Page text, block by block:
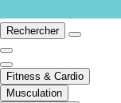
Rechercher
Fitness & Cardio
Musculation